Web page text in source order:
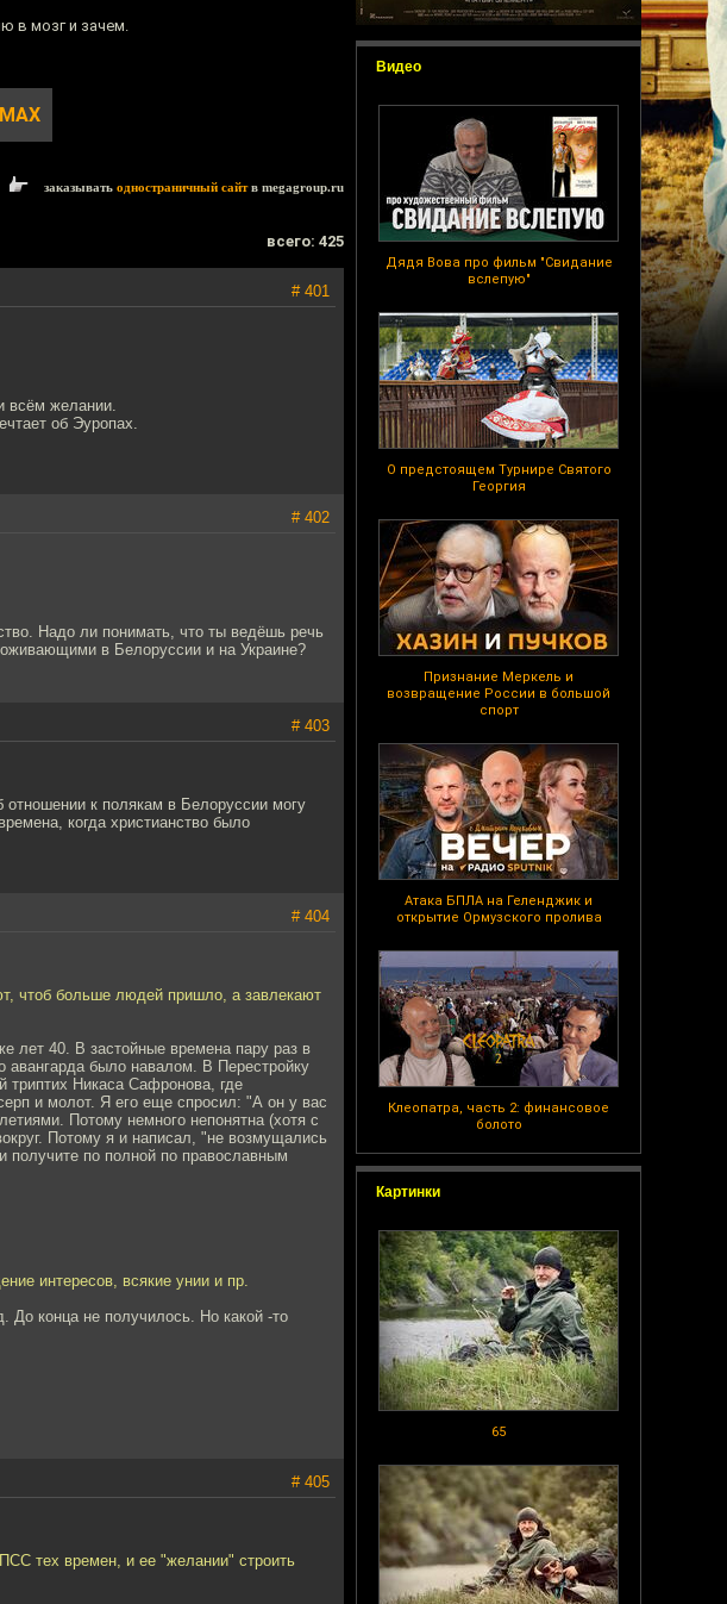
Видео
Дядя Вова про фильм "Свидание
вслепую"
О предстоящем Турнире Святого
Георгия
Признание Меркель и
возвращение России в большой
спорт
Атака БПЛА на Геленджик и
открытие Ормузского пролива
Клеопатра, часть 2: финансовое
болото
Картинки
65
в мозг и зачем.
заказывать одностраничный сайтв megagroup.ru
всего: 425
# 401
всём желании.
об Эуропах.
# 402
Надо ли понимать, что ты ведёшь речь
в Белоруссии и на Украине?
# 403
к полякам в Белоруссии могу
когда христианство было
# 404
чтоб больше людей пришло, а завлекают
лет 40. В застойные времена пару раз в
авангарда было навалом. В Перестройку
триптих Никаса Сафронова, где
и молот. Я его еще спросил: "А он у вас
Потому немного непонятна (хотя с
Потому я и написал, "не возмущались
получите по полной по православным
интересов, всякие унии и пр.
До конца не получилось. Но какой -то
# 405
тех времен, и ее "желании" строить